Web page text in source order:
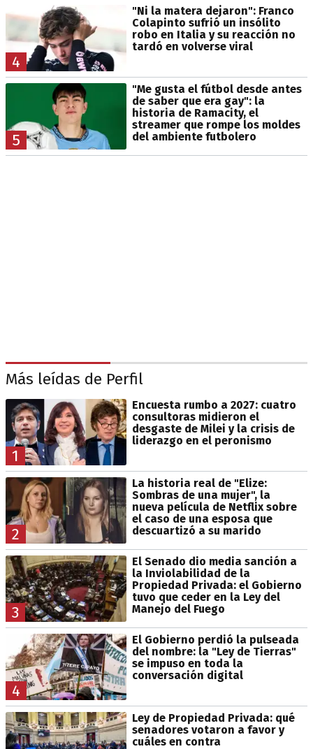
4
"Ni la matera dejaron": Franco
Colapinto sufrió un insólito
robo en Italia y su reacción no
tardó en volverse viral
5
"Me gusta el fútbol desde antes
de saber que era gay": la
historia de Ramacity, el
streamer que rompe los moldes
del ambiente futbolero
Más leídas de Perfil
1
Encuesta rumbo a 2027: cuatro
consultoras midieron el
desgaste de Milei y la crisis de
liderazgo en el peronismo
2
La historia real de "Elize:
Sombras de una mujer", la
nueva película de Netflix sobre
el caso de una esposa que
descuartizó a su marido
3
El Senado dio media sanción a
la Inviolabilidad de la
Propiedad Privada: el Gobierno
tuvo que ceder en la Ley del
Manejo del Fuego
4
El Gobierno perdió la pulseada
del nombre: la "Ley de Tierras"
se impuso en toda la
conversación digital
Ley de Propiedad Privada: qué
senadores votaron a favor y
cuáles en contra